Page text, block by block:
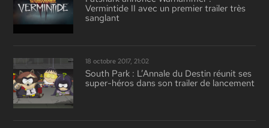
Vermintide II avec un premier trailer très
sanglant
18 octobre 2017, 21:02
South Park : L’Annale du Destin réunit ses
super-héros dans son trailer de lancement